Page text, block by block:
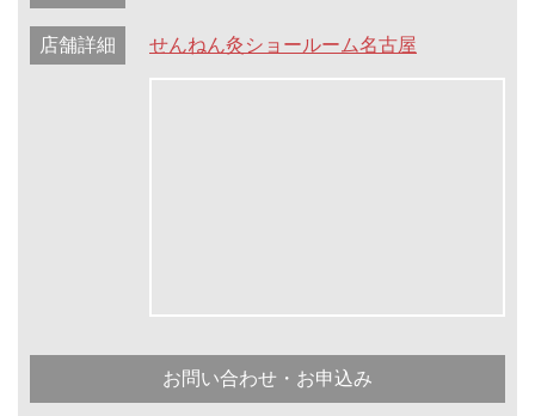
店舗詳細 せんねん灸ショールーム名古屋
お問い合わせ・お申込み